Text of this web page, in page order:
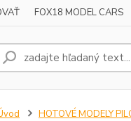
FOX18 MODEL CARS
HOTOVÉ MODELY